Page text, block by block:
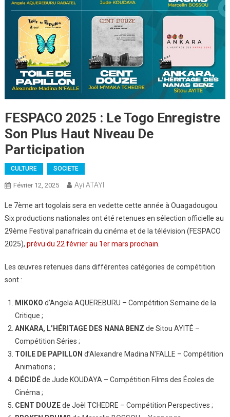
FESPACO 2025 : Le Togo Enregistre
Son Plus Haut Niveau De
Participation
CULTURE SOCIETE
Février 12, 2025 Ayi ATAYI
Le 7ème art togolais sera en vedette cette année à Ouagadougou.
Six productions nationales ont été retenues en sélection officielle au
29ème Festival panafricain du cinéma et de la télévision (FESPACO
2025), prévu du 22 février au 1er mars prochain.
Les œuvres retenues dans différentes catégories de compétition
sont :
MIKOKO d’Angela AQUEREBURU – Compétition Semaine de la
Critique ;
ANKARA, L’HÉRITAGE DES NANA BENZ de Sitou AYITÉ –
Compétition Séries ;
TOILE DE PAPILLON d’Alexandre Madina N’FALLE – Compétition
Animations ;
DÉCIDÉde Jude KOUDAYA – Compétition Films des Écoles de
Cinéma ;
CENT DOUZEde Joël TCHEDRE – Compétition Perspectives ;